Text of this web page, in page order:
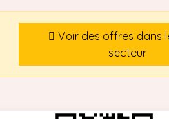
Voir des offres dans
secteur